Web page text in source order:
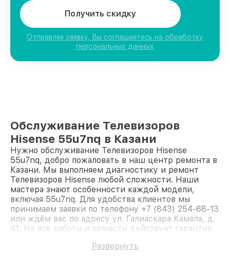
Получить скидку
Отправляя заявку, Вы соглашаетесь на обработку
персональных данных
Обслуживание Телевизоров
Hisense 55u7nq в Казани
Нужно обслуживание Телевизоров Hisense
55u7nq, добро пожаловать в наш центр ремонта в
Казани. Мы выполняем диагностику и ремонт
Телевизоров Hisense любой сложности. Наши
мастера знают особенности каждой модели,
включая 55u7nq. Для удобства клиентов мы
принимаем заявки по телефону +7 (843) 254-68-13
или ждём вас по адресу ул. Галиаскара Камала, д.
41. На все работы и запчасти действует гарантия.
Развернуть